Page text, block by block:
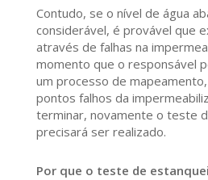
Contudo, se o nível de água
considerável, é provável que
através de falhas na
momento que o responsável
um processo de
pontos falhos da
terminar, novamente o teste
precisará ser realizado.
Por que o teste de